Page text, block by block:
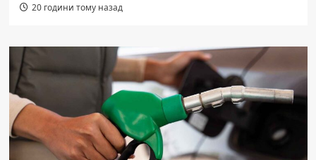
20 години тому назад